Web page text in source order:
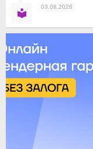
03.08.2026